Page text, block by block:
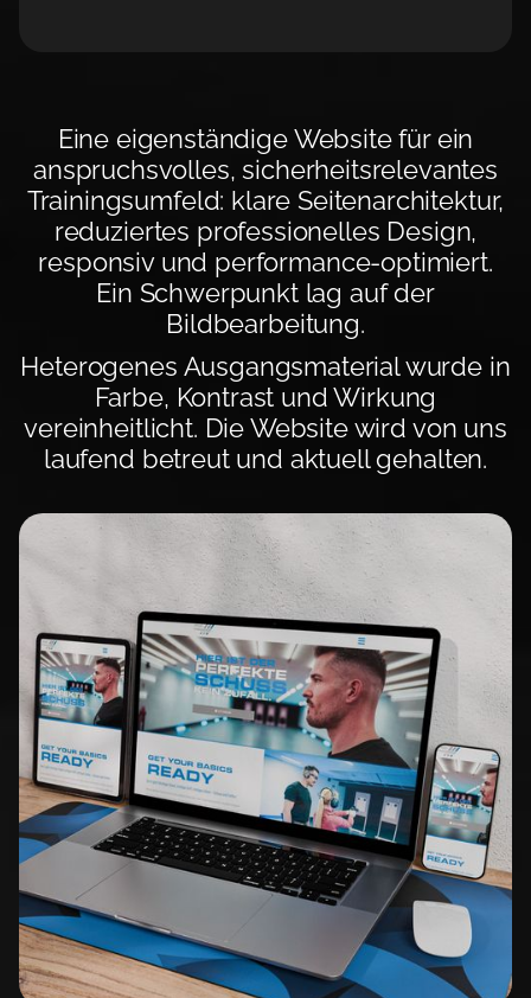
Eine eigenständige Website für ein
anspruchsvolles, sicherheitsrelevantes
Trainingsumfeld: klare Seitenarchitektur,
reduziertes professionelles Design,
responsiv und performance-optimiert.
Ein Schwerpunkt lag auf der
Bildbearbeitung.
Heterogenes Ausgangsmaterial wurde in
Farbe, Kontrast und Wirkung
vereinheitlicht. Die Website wird von uns
laufend betreut und aktuell gehalten.